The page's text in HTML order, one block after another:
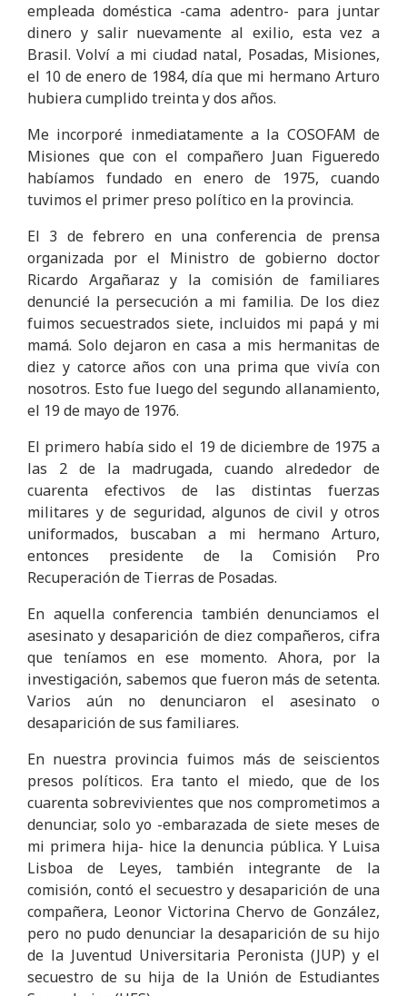
empleada doméstica -cama adentro- para juntar
dinero y salir nuevamente al exilio, esta vez a
Brasil. Volví a mi ciudad natal, Posadas, Misiones,
el 10 de enero de 1984, día que mi hermano Arturo
hubiera cumplido treinta y dos años.
Me incorporé inmediatamente a la COSOFAM de
Misiones que con el compañero Juan Figueredo
habíamos fundado en enero de 1975, cuando
tuvimos el primer preso político en la provincia.
El 3 de febrero en una conferencia de prensa
organizada por el Ministro de gobierno doctor
Ricardo Argañaraz y la comisión de familiares
denuncié la persecución a mi familia. De los diez
fuimos secuestrados siete, incluidos mi papá y mi
mamá. Solo dejaron en casa a mis hermanitas de
diez y catorce años con una prima que vivía con
nosotros. Esto fue luego del segundo allanamiento,
el 19 de mayo de 1976.
El primero había sido el 19 de diciembre de 1975 a
las 2 de la madrugada, cuando alrededor de
cuarenta efectivos de las distintas fuerzas
militares y de seguridad, algunos de civil y otros
uniformados, buscaban a mi hermano Arturo,
entonces presidente de la Comisión Pro
Recuperación de Tierras de Posadas.
En aquella conferencia también denunciamos el
asesinato y desaparición de diez compañeros, cifra
que teníamos en ese momento. Ahora, por la
investigación, sabemos que fueron más de setenta.
Varios aún no denunciaron el asesinato o
desaparición de sus familiares.
En nuestra provincia fuimos más de seiscientos
presos políticos. Era tanto el miedo, que de los
cuarenta sobrevivientes que nos comprometimos a
denunciar, solo yo -embarazada de siete meses de
mi primera hija- hice la denuncia pública. Y Luisa
Lisboa de Leyes, también integrante de la
comisión, contó el secuestro y desaparición de una
compañera, Leonor Victorina Chervo de González,
pero no pudo denunciar la desaparición de su hijo
de la Juventud Universitaria Peronista (JUP) y el
secuestro de su hija de la Unión de Estudiantes